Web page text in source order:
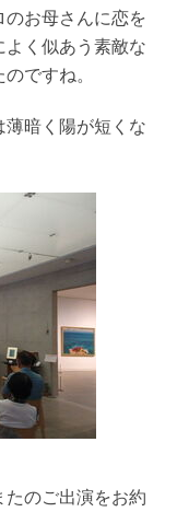
のお母さんに恋を
よく似あう素敵な
ですね。
薄暗く陽が短くな
のご出演をお約